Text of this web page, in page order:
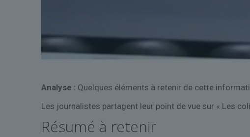
Analyse : Quelques éléments à retenir de cette
Les journalistes partagent leur point de vue sur « Les
Résumé à retenir